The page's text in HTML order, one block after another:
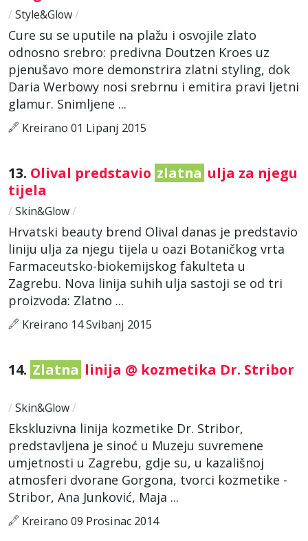
/ Style&Glow/
Cure su se uputile na plažu i osvojile zlato
odnosno srebro: predivna Doutzen Kroes uz
pjenušavo more demonstrira zlatni styling, dok
Daria Werbowy nosi srebrnu i emitira pravi ljetni
glamur. Snimljene ...
Kreirano 01 Lipanj 2015
13. Olival predstavio zlatna ulja za njegu
tijela
/ Skin&Glow/
Hrvatski beauty brend Olival danas je predstavio
liniju ulja za njegu tijela u oazi Botaničkog vrta
Farmaceutsko-biokemijskog fakulteta u
Zagrebu. Nova linija suhih ulja sastoji se od tri
proizvoda: Zlatno ...
Kreirano 14 Svibanj 2015
14. Zlatna linija @ kozmetika Dr. Stribor
/ Skin&Glow/
Ekskluzivna linija kozmetike Dr. Stribor,
predstavljena je sinoć u Muzeju suvremene
umjetnosti u Zagrebu, gdje su, u kazališnoj
atmosferi dvorane Gorgona, tvorci kozmetike -
Stribor, Ana Junković, Maja ...
Kreirano 09 Prosinac 2014